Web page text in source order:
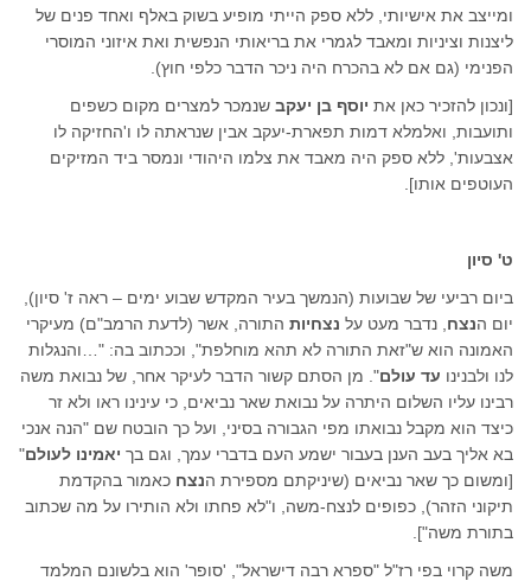
ומייצב את אישיותי, ללא ספק הייתי מופיע בשוק באלף ואחד פנים של
ליצנות וציניות ומאבד לגמרי את בריאותי הנפשית ואת איזוני המוסרי
הפנימי (גם אם לא בהכרח היה ניכר הדבר כלפי חוץ).
[ונכון להזכיר כאן את יוסף בן יעקב שנמכר למצרים מקום כשפים
ותועבות, ואלמלא דמות תפארת-יעקב אבין שנראתה לו ו'החזיקה לו
אצבעות', ללא ספק היה מאבד את צלמו היהודי ונמסר ביד המזיקים
העוטפים אותו].
ט' סיון
ביום רביעי של שבועות (הנמשך בעיר המקדש שבוע ימים – ראה ז' סיון),
יום הנצח , נדבר מעט על נצחיות התורה, אשר (לדעת הרמב"ם) מעיקרי
האמונה הוא ש"זאת התורה לא תהא מוחלפת", וככתוב בה: "…והנגלות
לנו ולבנינו עד עולם". מן הסתם קשור הדבר לעיקר אחר, של נבואת משה
רבינו עליו השלום היתרה על נבואת שאר נביאים, כי עינינו ראו ולא זר
כיצד הוא מקבל נבואתו מפי הגבורה בסיני, ועל כך הובטח שם "הנה אנכי
בא אליך בעב הענן בעבור ישמע העם בדברי עמך, וגם בך יאמינו לעולם"
[ומשום כך שאר נביאים (שיניקתם מספירת הנצח כאמור בהקדמת
תיקוני הזהר), כפופים לנצח-משה, ו"לא פחתו ולא הותירו על מה שכתוב
בתורת משה"].
משה קרוי בפי רז"ל "ספרא רבה דישראל", 'סופר' הוא בלשונם המלמד